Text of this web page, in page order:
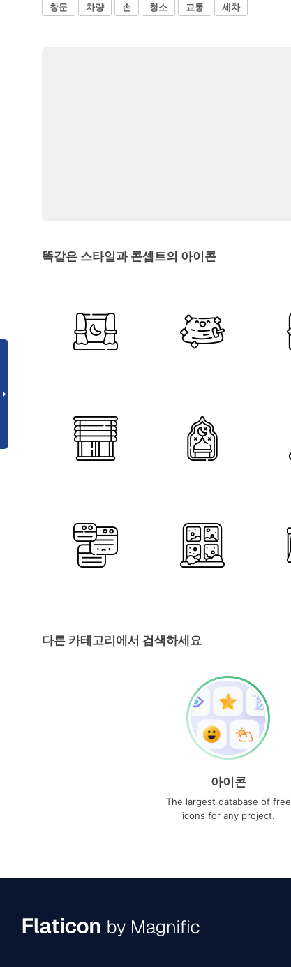
창문 차량 손 청소 교통 세차
똑같은 스타일과 콘셉트의 아이콘
다른 카테고리에서 검색하세요
아이콘
The largest database of free
icons for any project.